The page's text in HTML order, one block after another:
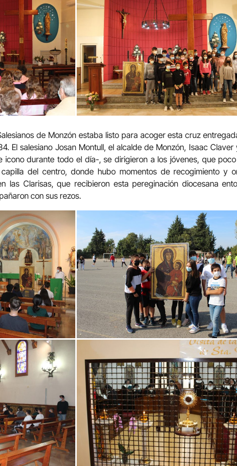
de Monzón estaba listo para acoger esta cruz
El salesiano Josan Montull, el alcalde de Monzón, Isaac Claver
durante todo el día-, se dirigieron a los jóvenes, que
del centro, donde hubo momentos de recogimiento y
las Clarisas, que recibieron esta pereginación diocesana
con sus rezos.